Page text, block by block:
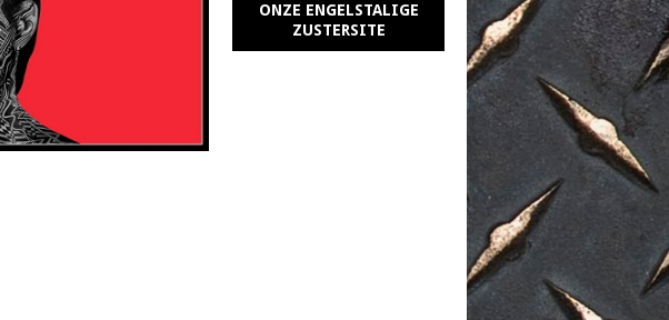
ONZE ENGELSTALIGE
ZUSTERSITE